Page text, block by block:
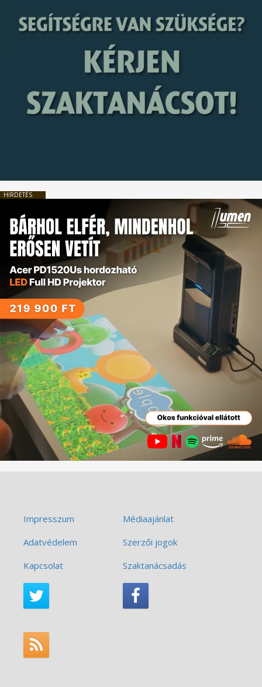
HIRDETÉS
Impresszum
Médiaajánlat
Adatvédelem
Szerzői jogok
Kapcsolat
Szaktanácsadás